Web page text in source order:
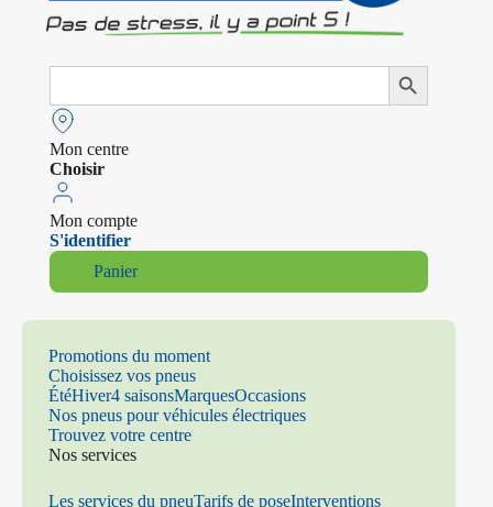
Search
Search Button
Mon centre
Choisir
Mon compte
S'identifier
Panier
Promotions du moment
Choisissez vos pneus
ÉtéHiver4 saisonsMarquesOccasions
Nos pneus pour véhicules électriques
Trouvez votre centre
Nos services
Les services du pneuTarifs de poseInterventions